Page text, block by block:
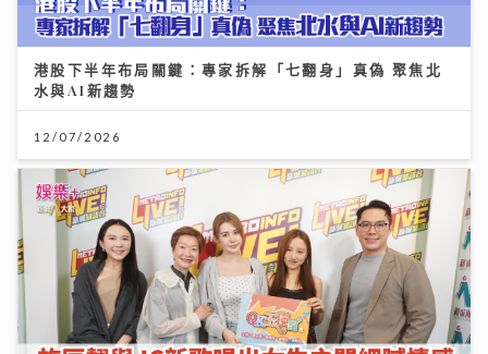
港股下半年布局關鍵：專家拆解「七翻身」真偽 聚焦北
水與AI新趨勢
12/07/2026